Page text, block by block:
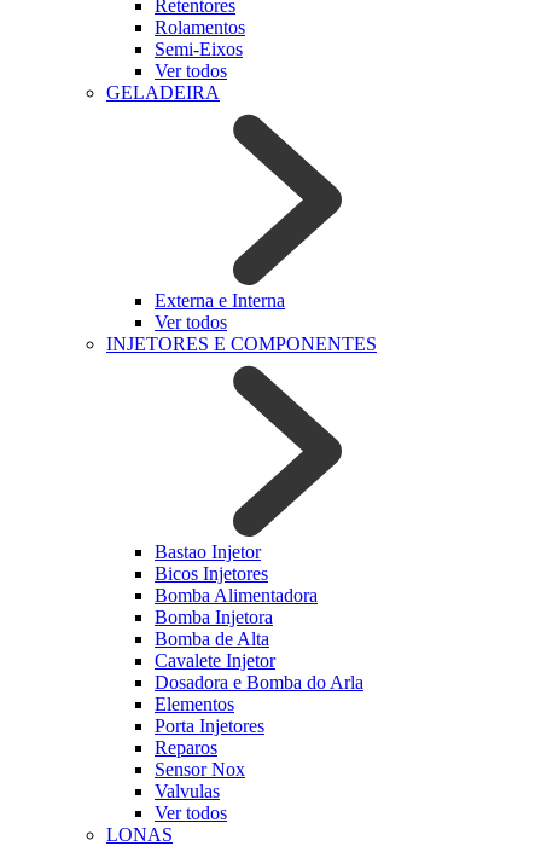
Retentores
Rolamentos
Semi-Eixos
Ver todos
GELADEIRA
Externa e Interna
Ver todos
INJETORES E COMPONENTES
Bastao Injetor
Bicos Injetores
Bomba Alimentadora
Bomba Injetora
Bomba de Alta
Cavalete Injetor
Dosadora e Bomba do Arla
Elementos
Porta Injetores
Reparos
Sensor Nox
Valvulas
Ver todos
LONAS